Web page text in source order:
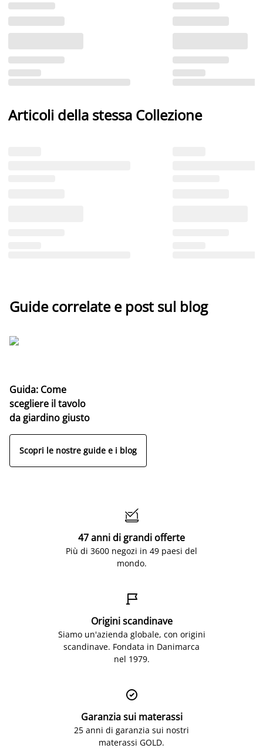
Articoli della stessa Collezione
Guide correlate e post sul blog
Guida: Come
scegliere il tavolo
da giardino giusto
Scopri le nostre guide e i blog

47 anni di grandi offerte
Più di 3600 negozi in 49 paesi del
mondo.

Origini scandinave
Siamo un'azienda globale, con origini
scandinave. Fondata in Danimarca
nel 1979.

Garanzia sui materassi
25 anni di garanzia sui nostri
materassi GOLD.